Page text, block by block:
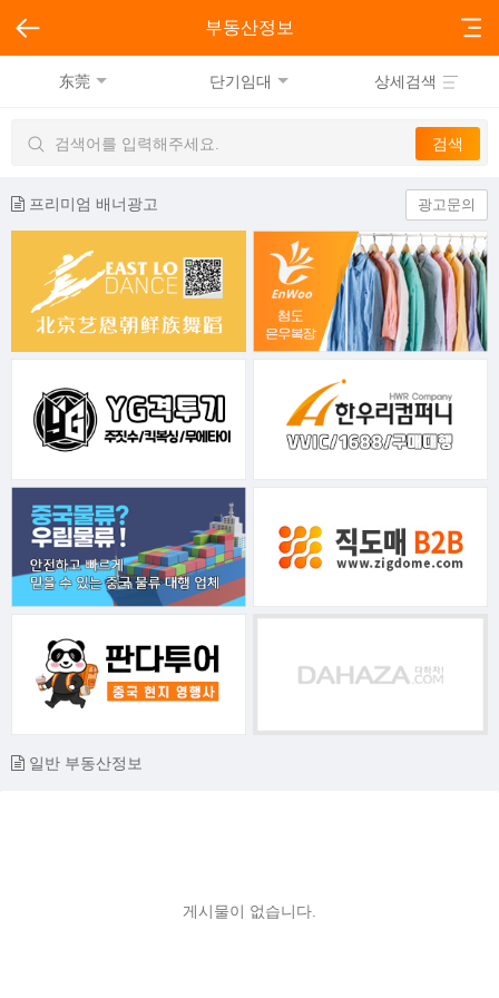
부동산정보
东莞 단기임대 상세검색
프리미엄 배너광고 광고문의
일반 부동산정보
게시물이 없습니다.